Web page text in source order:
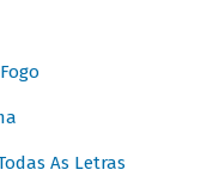
As Letras